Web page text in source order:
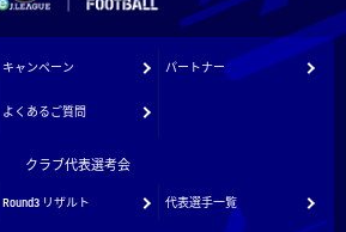
キャンペーン パートナー
よくあるご質問
クラブ代表選考会
Round3 リザルト 代表選手一覧